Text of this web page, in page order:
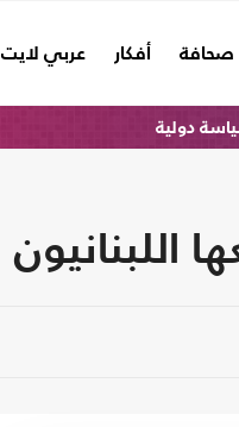
صحافة أفكار عربي لايت
دولية
اللبنانيون